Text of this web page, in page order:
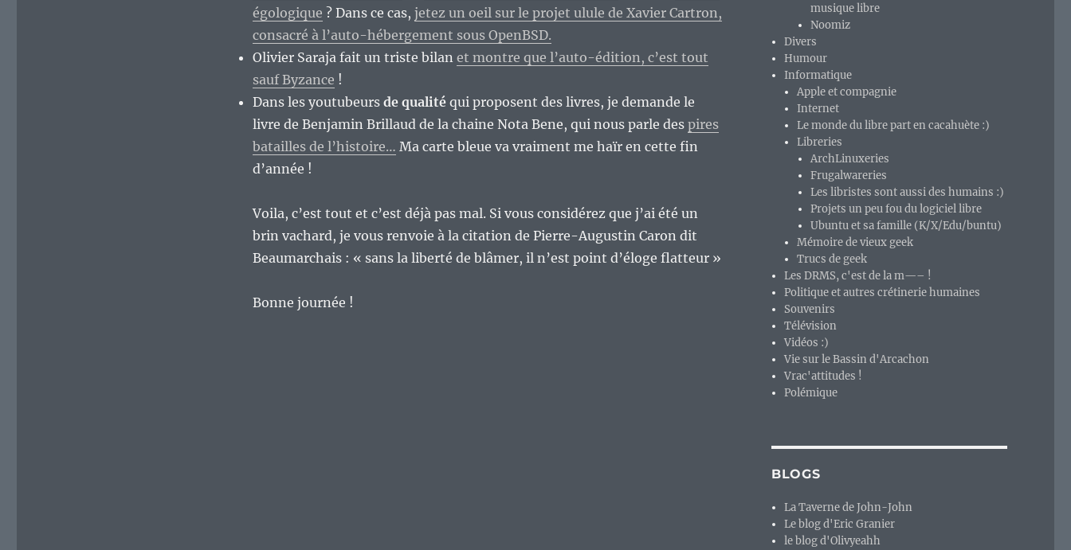
égologique ? Dans ce cas, jetez un oeil sur le projet ulule de Xavier Cartron,
consacré à l’auto-hébergement sous OpenBSD.
Olivier Saraja fait un triste bilan et montre que l’auto-édition, c’est tout
sauf Byzance !
Dans les youtubeurs de qualitéqui proposent des livres, je demande le
livre de Benjamin Brillaud de la chaine Nota Bene, qui nous parle des pires
batailles de l’histoire… Ma carte bleue va vraiment me haïr en cette fin
d’année !
Voila, c’est tout et c’est déjà pas mal. Si vous considérez que j’ai été un
brin vachard, je vous renvoie à la citation de Pierre-Augustin Caron dit
Beaumarchais : « sans la liberté de blâmer, il n’est point d’éloge flatteur »
Bonne journée !
musique libre
Noomiz
Divers
Humour
Informatique
Apple et compagnie
Internet
Le monde du libre part en cacahuète :)
Libreries
ArchLinuxeries
Frugalwareries
Les libristes sont aussi des humains :)
Projets un peu fou du logiciel libre
Ubuntu et sa famille (K/X/Edu/buntu)
Mémoire de vieux geek
Trucs de geek
Les DRMS, c'est de la m—– !
Politique et autres crétinerie humaines
Souvenirs
Télévision
Vidéos :)
Vie sur le Bassin d'Arcachon
Vrac'attitudes !
Polémique
BLOGS
La Taverne de John-John
Le blog d'Eric Granier
le blog d'Olivyeahh